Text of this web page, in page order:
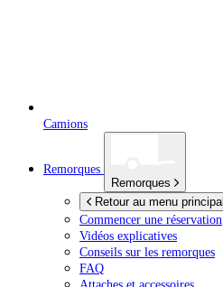
Camions
Remorques
Remorques
Retour au menu principal
Commencer une réservation
Vidéos explicatives
Conseils sur les remorques
FAQ